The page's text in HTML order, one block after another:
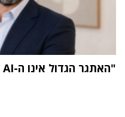
"האתגר הגדול אינו ה-AI אלא הטמעתה בארגון"